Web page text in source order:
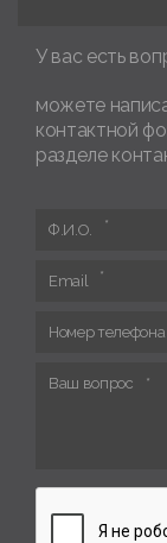
У вас есть
можете
контактной
разделе
Ф.И.О.
Email
Номер телефона
Ваш вопрос